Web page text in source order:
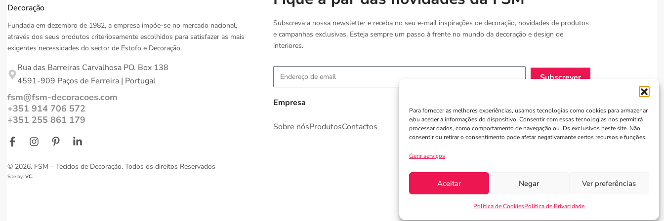
Para fornecer as melhores experiências, usamos tecnologias como cookies para armazenar
e/ou aceder a informações do dispositivo. Consentir com essas tecnologias nos permitirá
processar dados, como comportamento de navegação ou IDs exclusivos neste site. Não
consentir ou retirar o consentimento pode afetar negativamante certos recursos e funções.
Gerir serviços
Aceitar Negar Ver preferências
Política de CookiesPolítica de Privacidade
Fundada em dezembro de 1982, a empresa impõe-se no mercado nacional,
através dos seus produtos criteriosamente escolhidos para satisfazer as mais
exigentes necessidades do sector de Estofo e Decoração.
Rua das Barreiras Carvalhosa PO. Box 138
4591-909 Paços de Ferreira | Portugal
fsm@fsm-decoracoes.com
+351 914 706 572
+351 255 861 179
© 2026. FSM – Tecidos de Decoração. Todos os direitos Reservados
Site by: VC.
Subscreva a nossa newsletter e receba no seu e-mail inspirações de decoração, novidades de produtos
e campanhas exclusivas. Esteja sempre um passo à frente no mundo da decoração e design de
interiores.
Subscrever
Empresa
Sobre nósProdutosContactos
Política de Privacidade
Termos de utilizaçãoPolítica de Cookies